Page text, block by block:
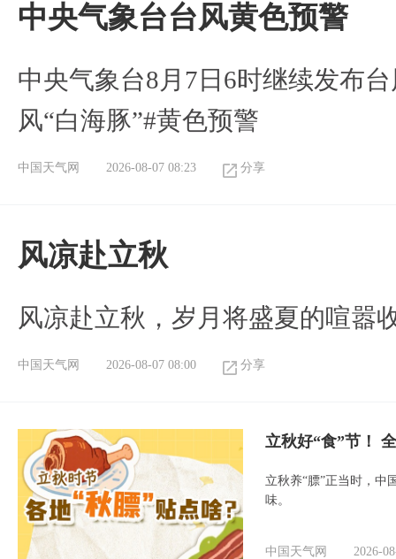
​中央气象台台风黄色预警
中央气象台8月7日6时继续发布
风“白海豚”#黄色预警
中国天气网 2026-08-07 08:23 分享
风凉赴立秋
风凉赴立秋，岁月将盛夏的喧嚣
中国天气网 2026-08-07 08:00 分享
立秋好“食”节！
立秋养“膘”正当时，中
味。
中国天气网 2026-